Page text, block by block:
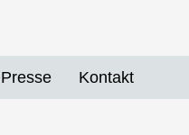
Presse Kontakt